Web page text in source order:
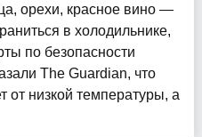
орехи, красное вино —
в холодильнике,
по безопасности
The Guardian, что
от низкой температуры, а